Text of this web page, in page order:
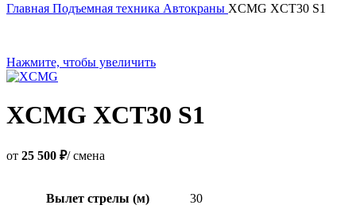
Главная Подъемная техника Автокраны XCMG XCT30 S1
Нажмите, чтобы увеличить
XCMG XCT30 S1
от 25 500 ₽/ смена
Вылет стрелы (м) 30